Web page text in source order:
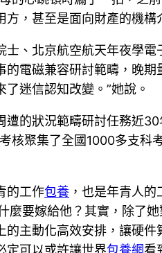
方，甚至是面向財產的機構
士、北京航空航天年夜學電
的電磁兼容研討範疇，晚
迷信認知改變。”她說。
遭的狀況範疇研討任務近
核聚集了全國1000多支
的工作包養 ，也是年青人
麼要嫁給他？其實，除了
的主動化高效安排，讓硬
定可以或許讓世界包養網看